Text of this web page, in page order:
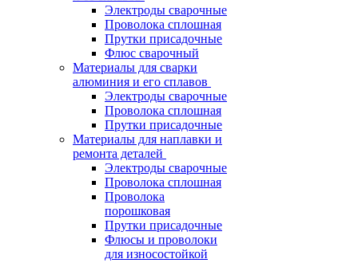
Электроды сварочные
Проволока сплошная
Прутки присадочные
Флюс сварочный
Материалы для сварки
алюминия и его сплавов
Электроды сварочные
Проволока сплошная
Прутки присадочные
Материалы для наплавки и
ремонта деталей
Электроды сварочные
Проволока сплошная
Проволока
порошковая
Прутки присадочные
Флюсы и проволоки
для износостойкой